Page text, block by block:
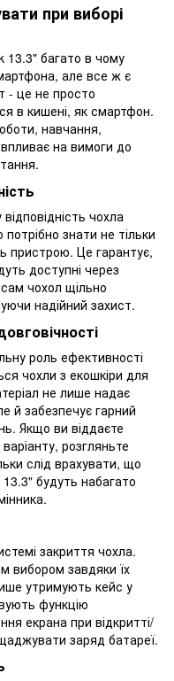
при виборі
13.3" багато в чому
але все ж є
- це не просто
в кишені, як смартфон.
навчання,
на вимоги до
чохла
знати не тільки
пристрою. Це гарантує,
доступні через
чохол щільно
надійний захист.
роль ефективності
чохли з екошкіри для
не лише надає
й забезпечує гарний
Якщо ви віддаєте
розгляньте
слід врахувати, що
будуть набагато
закриття чохла.
вибором завдяки їх
утримують кейс у
функцію
екрана при відкритті/
заряд батареї.